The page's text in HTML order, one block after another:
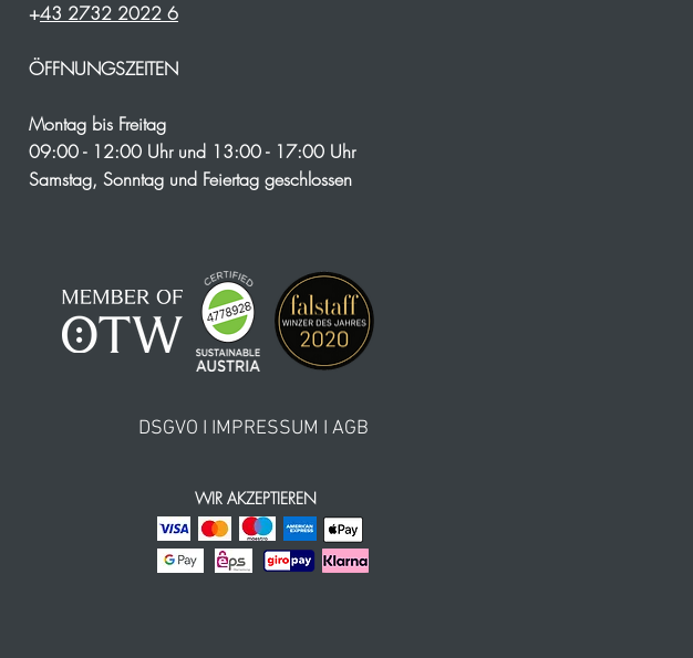
+43 2732 2022 6
ÖFFNUNGSZEITEN
Montag bis Freitag
09:00 - 12:00 Uhr und 13:00 - 17:00 Uhr
Samstag, Sonntag und Feiertag geschlossen
DSGVO I IMPRESSUM I AGB
WIR AKZEPTIEREN